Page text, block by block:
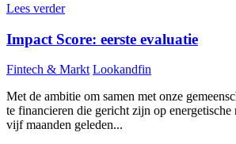
Lees verder
Impact Score: eerste evaluatie
Fintech & Markt Lookandfin
Met de ambitie om samen met onze
te financieren die gericht zijn op energetische
vijf maanden geleden...